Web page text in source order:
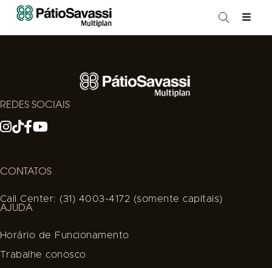
REDES SOCIAIS
CONTATOS
Call Center: (31) 4003-4172 (somente capitais)
AJUDA
Horário de Funcionamento
Trabalhe conosco